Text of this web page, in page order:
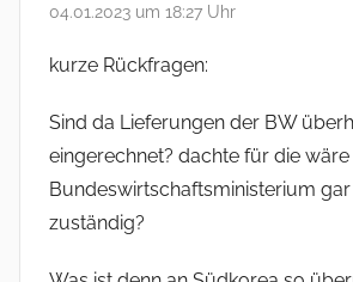
04.01.2023 um 18:27 Uhr
kurze Rückfragen:
Sind da Lieferungen der BW
eingerechnet? dachte für die wäre
Bundeswirtschaftsministerium
zuständig?